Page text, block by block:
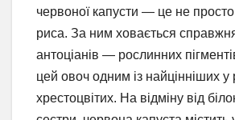
червоної капусти — це не
риса. За ним ховається
антоціанів — рослинних
цей овоч одним із найцінніших у
хрестоцвітих. На відміну від